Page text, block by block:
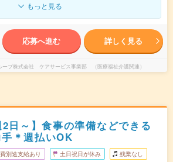
もっと見る
応募へ進む 詳しく見る
ープ株式会社 ケアサービス事業部 （医療福祉介護関連）
2日～】食事の準備などできる
＊週払いOK
別途支給あり 土日祝日が休み 残業なし